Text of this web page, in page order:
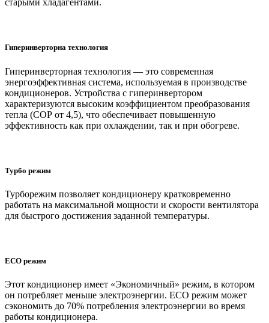
старыми хладагентами.
Гиперинверторна технология
Гиперинверторная технология — это современная
энергоэффективная система, используемая в производстве
кондиционеров. Устройства с гиперинвертором
характеризуются высоким коэффициентом преобразования
тепла (СОР от 4,5), что обеспечивает повышенную
эффективность как при охлаждении, так и при обогреве.
Турбо режим
Турборежим позволяет кондиционеру кратковременно
работать на максимальной мощности и скорости вентилятора
для быстрого достижения заданной температуры.
ECO режим
Этот кондиционер имеет «Экономичный» режим, в котором
он потребляет меньше электроэнергии. ECO режим может
сэкономить до 70% потребления электроэнергии во время
работы кондиционера.